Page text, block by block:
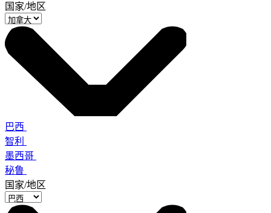
国家/地区
巴西
智利
墨西哥
秘鲁
国家/地区